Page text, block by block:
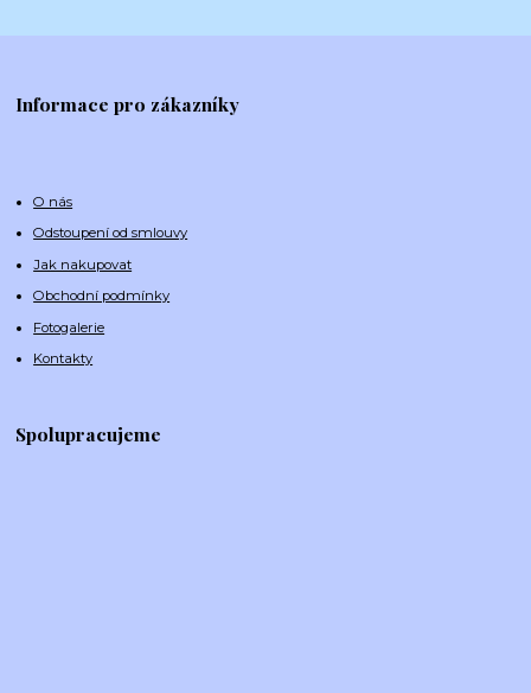
Informace pro zákazníky
O nás
Odstoupení od smlouvy
Jak nakupovat
Obchodní podmínky
Fotogalerie
Kontakty
Spolupracujeme